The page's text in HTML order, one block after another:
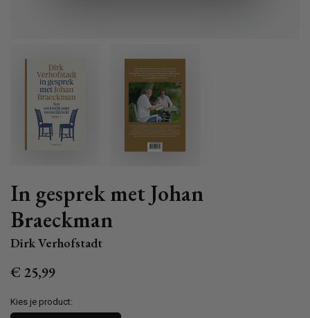
In gesprek met Johan
Braeckman
Dirk Verhofstadt
Normale
€ 25,99
Kies je product: